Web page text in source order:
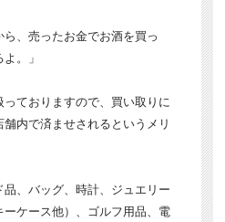
ら、売ったお金でお酒を買っ
。」
ておりますので、買い取りに
内で済ませされるというメリ
、バッグ、時計、ジュエリー
ーケース他）、ゴルフ用品、電